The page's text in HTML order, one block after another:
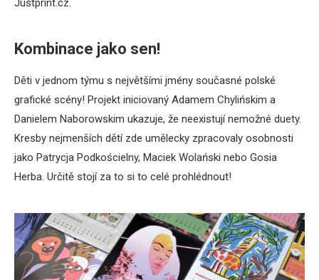
Justprint.cz.
Kombinace jako sen!
Děti v jednom týmu s největšími jmény současné polské
grafické scény! Projekt iniciovaný Adamem Chylińskim a
Danielem Naborowskim ukazuje, že neexistují nemožné duety.
Kresby nejmenších dětí zde umělecky zpracovaly osobnosti
jako Patrycja Podkościelny, Maciek Wolański nebo Gosia
Herba. Určitě stojí za to si to celé prohlédnout!